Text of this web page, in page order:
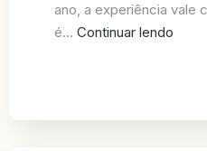
ano, a experiência vale
é… Continuar lendo